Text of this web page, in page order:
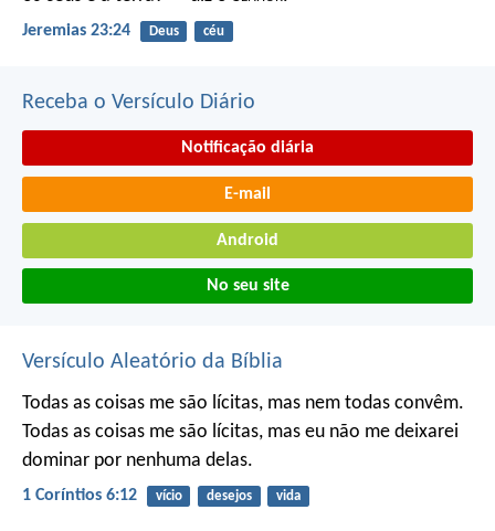
Jeremias 23:24 Deus céu
Receba o Versículo Diário
Notificação diária
E-mail
Android
No seu site
Versículo Aleatório da Bíblia
Todas as coisas me são lícitas, mas nem todas convêm.
Todas as coisas me são lícitas, mas eu não me deixarei
dominar por nenhuma delas.
1 Coríntios 6:12 vício desejos vida